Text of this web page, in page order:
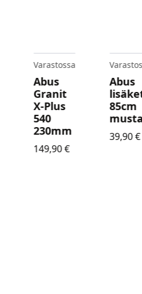
Varastossa
Abus
Granit
X-Plus
540
230mm
149,90€
Abus
85cm
39,90€